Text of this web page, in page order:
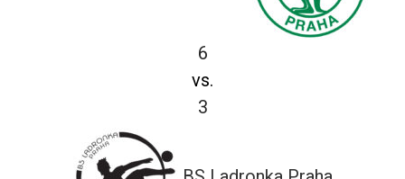
6
vs.
3